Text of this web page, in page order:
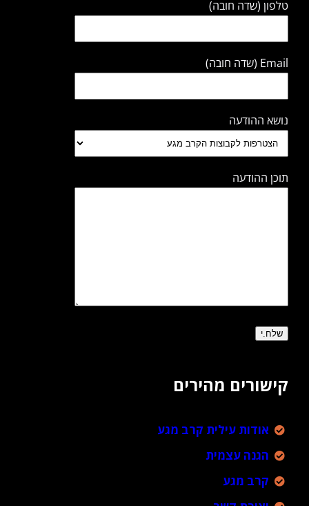
טלפון (שדה חובה)
Email (שדה חובה)
נושא ההודעה
תוכן ההודעה
קישורים מהירים
אודות עילית קרב מגע
הגנה עצמית
קרב מגע